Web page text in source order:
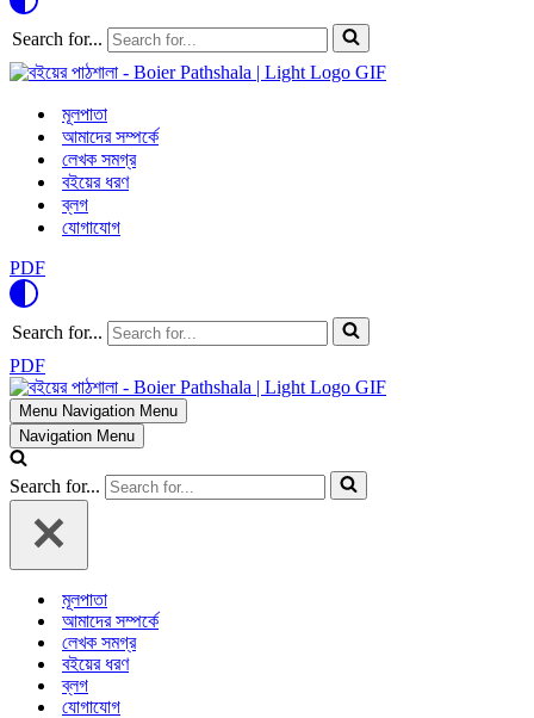
Search for...
মূলপাতা
আমাদের সম্পর্কে
লেখক সমগ্র
বইয়ের ধরণ
ব্লগ
যোগাযোগ
PDF
Search for...
PDF
Menu Navigation Menu
Navigation Menu
Search for...
মূলপাতা
আমাদের সম্পর্কে
লেখক সমগ্র
বইয়ের ধরণ
ব্লগ
যোগাযোগ